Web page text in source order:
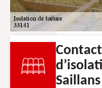
Saillans